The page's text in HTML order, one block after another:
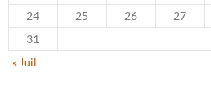
24
25 26 27
31
« Juil